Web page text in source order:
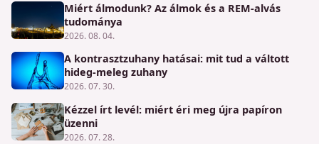
Miért álmodunk? Az álmok és a REM-alvás
tudománya
2026. 08. 04.
A kontrasztzuhany hatásai: mit tud a váltott
hideg-meleg zuhany
2026. 07. 30.
Kézzel írt levél: miért éri meg újra papíron
üzenni
2026. 07. 28.